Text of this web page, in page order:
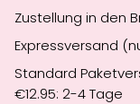
Zustellung in den
Expressversand
Standard
€12.95: 2-4 Tage